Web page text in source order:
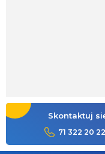
Skontaktuj
71 322 20 22